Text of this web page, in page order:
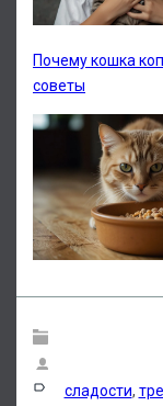
Почему кошка
советы
сладости,